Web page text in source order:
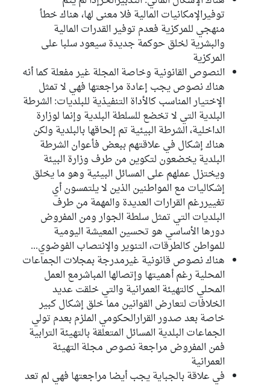
توفيرالإمكانيات المالية فلا معنى لها، هناك خطأ
منهجي للمركزية فعدم توفير القدرات المالية
والبشرية لخلق حوكمة جديدة سيعود سلبا على
المركزية
النصوص القانونية وخاصة المجلة غير مفعلة كما أنه
هناك نصوص يجب إعادة مراجعتها فهي لا تمثل
الإختيار المناسب كالأداة التنفيذية للبلديات: الشرطة
البلدية التي لا تخضع للسلطة البلدية وإنما لوزارة
الداخلية، الشرطة البيئية تم إلحاقها بالبلدية ولكن
هناك إشكال في علاقتهم ببعض فأعوان الشرطة
البلدية يخضعون لتكوين من طرف وزارة البيئة
ويختزل عملهم على المسائل البيئية وهو ما يخلق
إشكاليات مع المواطنين الذين لا يلتمسون أي
تغييررغم القرارات العديدة والمهمة من طرف
البلديات التي تمثل سلطة الجوار ومن المفروض
دورها الأساسي هو تحسين المعيشة اليومية
للمواطن كالطرقات، التنوير والإنتصاب الفوضوي...
هناك نصوص قانونية غيرمدرجة بمجلات الجماعات
المحلية رغم أهميتها وإتصالها المباشرمع العمل
المحلي كالتهيئة العمرانية والتي خلقت عديد
الخلافات لتعارض القوانين مما خلق إشكال كبير
خاصة بعد صدور القرارالحكومي الملزم بعدم تولي
الجماعات البلدية المسائل المتعلقة بالتهيئة الترابية
فمن المفروض مراجعة نصوص مجلة التهيئة
العمرانية
في علاقة بالجباية يجب أيضا مراجعتها فهي لم تعد